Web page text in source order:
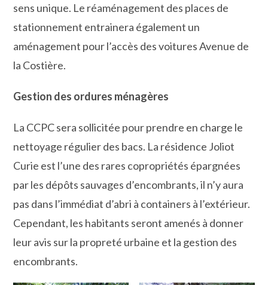
sens unique. Le réaménagement des places de
stationnement entrainera également un
aménagement pour l’accès des voitures Avenue de
la Costière.
Gestion des ordures ménagères
La CCPC sera sollicitée pour prendre en charge le
nettoyage régulier des bacs. La résidence Joliot
Curie est l’une des rares copropriétés épargnées
par les dépôts sauvages d’encombrants, il n’y aura
pas dans l’immédiat d’abri à containers à l’extérieur.
Cependant, les habitants seront amenés à donner
leur avis sur la propreté urbaine et la gestion des
encombrants.